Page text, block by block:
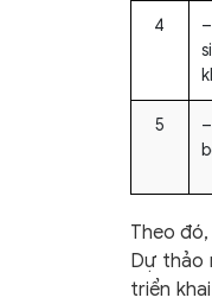
4
5
Theo
Dự thảo
triển